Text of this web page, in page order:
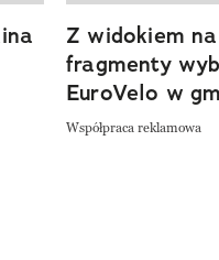
Z widokiem
fragmenty
EuroVelo w
Współpraca reklamowa